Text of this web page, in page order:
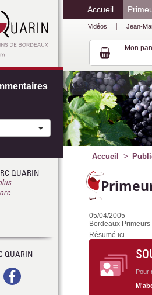
Accueil
Vidéos Jean-
Mon
Accueil
05/04/2005
Bordeaux
Résumé ici
Pour
QUARIN
QUARIN